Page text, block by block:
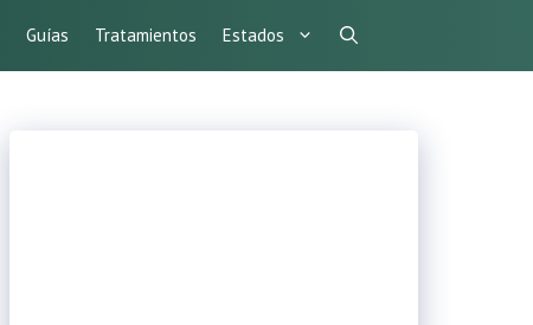
Guías Tratamientos Estados